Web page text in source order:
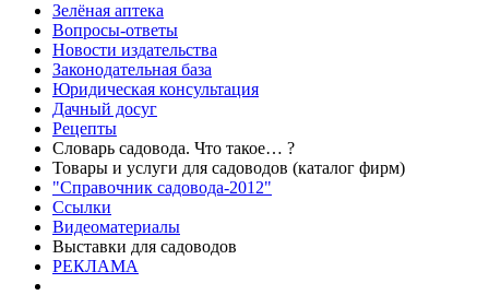
Зелёная аптека
Вопросы-ответы
Новости издательства
Законодательная база
Юридическая консультация
Дачный досуг
Рецепты
Словарь садовода. Что такое… ?
Товары и услуги для садоводов (каталог фирм)
"Справочник садовода-2012"
Ссылки
Видеоматериалы
Выставки для садоводов
РЕКЛАМА